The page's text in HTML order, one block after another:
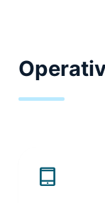
tablet_mac